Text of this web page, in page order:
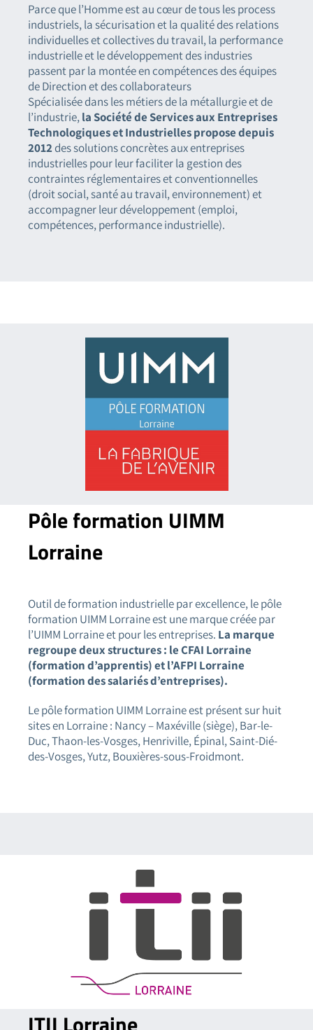
Parce que l’Homme est au cœur de tous les process
industriels, la sécurisation et la qualité des relations
individuelles et collectives du travail, la performance
industrielle et le développement des industries
passent par la montée en compétences des équipes
de Direction et des collaborateurs
Spécialisée dans les métiers de la métallurgie et de
l’industrie,la Société de Services aux Entreprises
Technologiques et Industrielles propose depuis
2012des solutions concrètes aux entreprises
industrielles pour leur faciliter la gestion des
contraintes réglementaires et conventionnelles
(droit social, santé au travail, environnement) et
accompagner leur développement (emploi,
compétences, performance industrielle).
Pôle formation UIMM
Lorraine
Outil de formation industrielle par excellence, le pôle
formation UIMM Lorraine est une marque créée par
l’UIMM Lorraine et pour les entreprises. La marque
regroupe deux structures : le CFAI Lorraine
(formation d’apprentis) et l’AFPI Lorraine
(formation des salariés d’entreprises).
Le pôle formation UIMM Lorraine est présent sur huit
sites en Lorraine : Nancy – Maxéville (siège), Bar-le-
Duc, Thaon-les-Vosges, Henriville, Épinal, Saint-Dié-
des-Vosges, Yutz, Bouxières-sous-Froidmont.